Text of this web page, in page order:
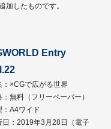
加したものです。
Entry
：×CGで広がる世界
：無料（フリーペーパー）
：A4ワイド
日：2019年3月28日（電子